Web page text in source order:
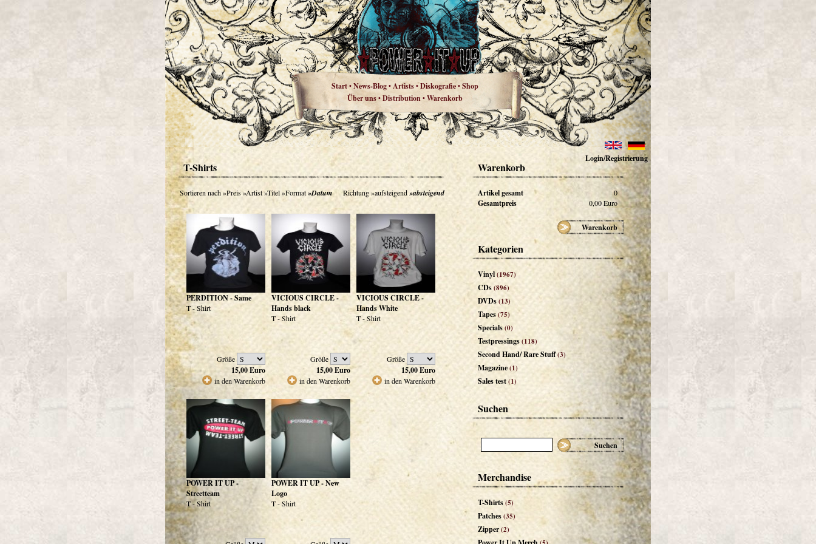
Start•News-Blog•Artists•Diskografie•Shop
Über uns•Distribution•Warenkorb
Login/Registrierung
T-Shirts
Sortieren nach»Preis»Artist»Titel»Format»Datum Richtung»aufsteigend»absteigend
PERDITION - Same
T - Shirt
Größe
15,00Euro
in den Warenkorb
VICIOUS CIRCLE -
Hands black
T - Shirt
Größe
15,00Euro
in den Warenkorb
VICIOUS CIRCLE -
Hands White
T - Shirt
Größe
15,00Euro
in den Warenkorb
POWER IT UP -
Streetteam
T - Shirt
POWER IT UP - New
Logo
T - Shirt
Warenkorb
Artikel gesamt 0
Gesamtpreis 0,00Euro
Warenkorb
Kategorien
Vinyl(1967)
CDs(896)
DVDs(13)
Tapes(75)
Specials(0)
Testpressings(118)
Second Hand/ Rare Stuff(3)
Magazine(1)
Sales test(1)
Suchen
Suchen
Merchandise
T-Shirts(5)
Patches(35)
Zipper(2)